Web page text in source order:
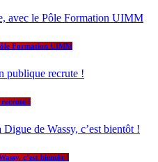
Formation UIMM
!
c’est bientôt !